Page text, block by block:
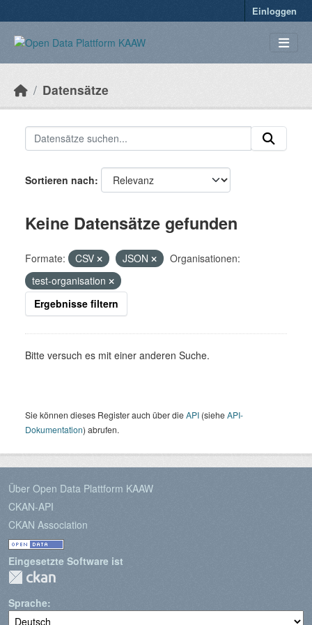
Einloggen
Datensätze
Sortieren nach
Keine Datensätze gefunden
Formate: CSV JSON
Organisationen:
test-organisation
Ergebnisse filtern
Bitte versuch es mit einer anderen Suche.
Sie können dieses Register auch über dieAPI (sieheAPI-
Dokumentation) abrufen.
Über Open Data Plattform KAAW
CKAN-API
CKAN Association
Eingesetzte Software ist
Sprache